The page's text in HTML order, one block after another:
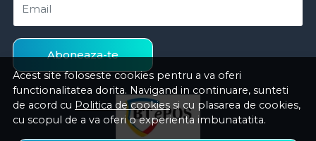
Acest site foloseste cookies pentru a va oferi
functionalitatea dorita. Navigand in continuare, sunteti
de acord cu Politica de cookies si cu plasarea de cookies,
cu scopul de a va oferi o experienta imbunatatita.
Email
Aboneaza-te